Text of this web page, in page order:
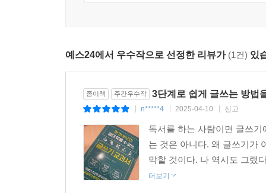
예스24에서 우수작으로 선정한 리뷰가 (1건) 있
종이책 주간우수작 3단계로 쉽게 글쓰는 방법
n*****4 2025-04-10 신고
독서를 하는 사람이면 글쓰
는 것은 아니다. 왜 글쓰기가
막할 것이다. 나 역시도 그랬
더보기